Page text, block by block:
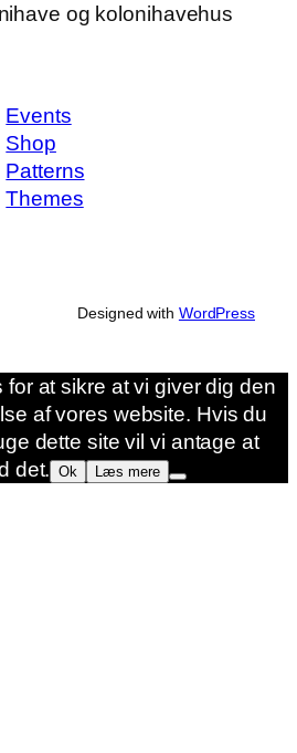
og kolonihavehus
Events
Shop
Patterns
Themes
Designed with WordPress
at sikre at vi giver dig den
af vores website. Hvis du
dette site vil vi antage at
det. Ok Læs mere